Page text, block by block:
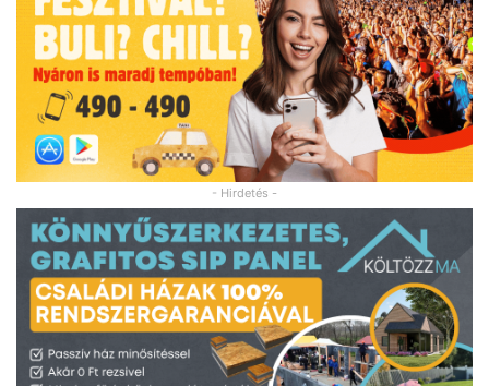
- Hirdetés -